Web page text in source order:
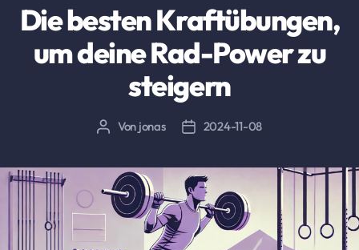
Die besten Kraftübungen,
um deine Rad-Power zu
steigern
Beitragsautor
Von jonas Beitragsdatum
2024-11-08